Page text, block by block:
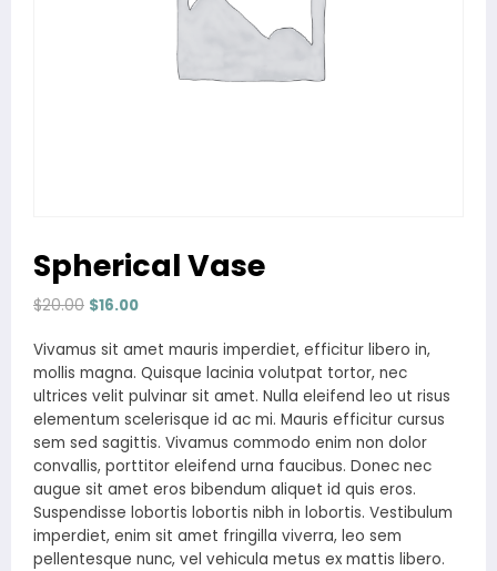
Spherical Vase
$20.00 Orijinal
$20.00.
$16.00Şu
fiyat:
$16.00.
Vivamus sit amet mauris imperdiet, efficitur libero in,
mollis magna. Quisque lacinia volutpat tortor, nec
ultrices velit pulvinar sit amet. Nulla eleifend leo ut risus
elementum scelerisque id ac mi. Mauris efficitur cursus
sem sed sagittis. Vivamus commodo enim non dolor
convallis, porttitor eleifend urna faucibus. Donec nec
augue sit amet eros bibendum aliquet id quis eros.
Suspendisse lobortis lobortis nibh in lobortis. Vestibulum
imperdiet, enim sit amet fringilla viverra, leo sem
pellentesque nunc, vel vehicula metus ex mattis libero.